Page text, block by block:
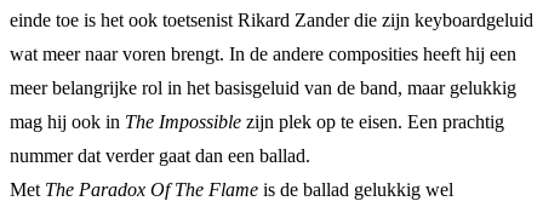
einde toe is het ook toetsenist Rikard Zander die zijn keyboardgeluid
wat meer naar voren brengt. In de andere composities heeft hij een
meer belangrijke rol in het basisgeluid van de band, maar gelukkig
mag hij ook in The Impossible zijn plek op te eisen. Een prachtig
nummer dat verder gaat dan een ballad.
Met The Paradox Of The Flame is de ballad gelukkig wel